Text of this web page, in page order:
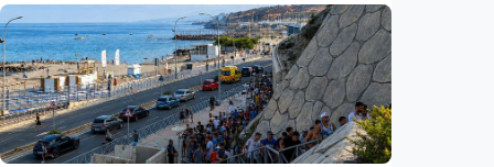
Internasional
Pezeshkian: Iran siap berdialog, tetapi tak
bisa dipaksa menyerah
Indonesia•08 Aug 2026